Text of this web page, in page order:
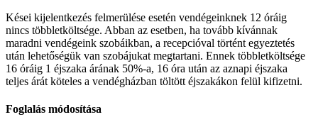
Kései kijelentkezés felmerülése esetén vendégeinknek 12 óráig
nincs többletköltsége. Abban az esetben, ha tovább kívánnak
maradni vendégeink szobáikban, a recepcióval történt egyeztetés
után lehetőségük van szobájukat megtartani. Ennek többletköltsége
16 óráig 1 éjszaka árának 50%-a, 16 óra után az aznapi éjszaka
teljes árát köteles a vendégházban töltött éjszakákon felül kifizetni.
Foglalás módosítása